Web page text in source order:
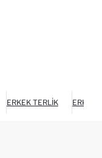
ERKEK TERLIK ERKEK